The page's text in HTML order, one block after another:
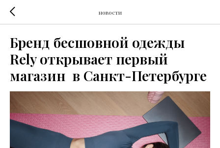
новости
Бренд бесшовной одежды
Rely открывает первый
магазин в Санкт-Петербурге